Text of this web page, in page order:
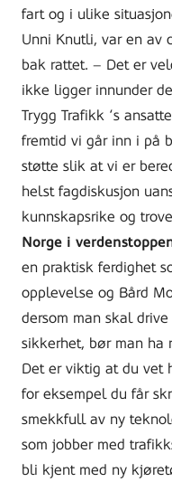
fart og i ulike
Unni Knutli, var en av
bak rattet. – Det er
ikke ligger innunder
Trygg Trafikk ‘s
fremtid vi går inn i på
støtte slik at vi er
helst fagdiskusjon
kunnskapsrike og
Norge i
en praktisk ferdighet
opplevelse og Bård
dersom man skal
sikkerhet, bør man ha
Det er viktig at du vet
for eksempel du får
smekkfull av ny
som jobber med
bli kjent med ny